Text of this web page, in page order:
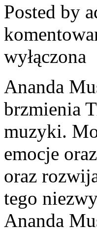
Posted by
wyłączona
Ananda
brzmienia
muzyki.
emocje
oraz
tego
Ananda